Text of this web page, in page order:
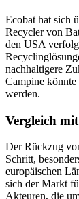
Ecobat hat sich
Recycler von
den USA
nachhaltigere
Campine könnte
werden.
Vergleich
Der Rückzug
Schritt,
europäischen
sich der Markt
Akteuren, die